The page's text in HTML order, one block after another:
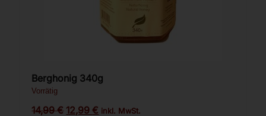
Berghonig 340g
Vorrätig
14,99€ 12,99€ inkl. MwSt.